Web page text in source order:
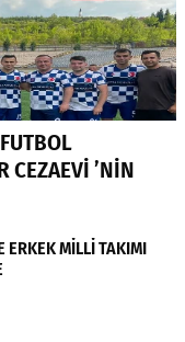
CEZAEVİ ’NİN
ERKEK MİLLİ TAKIMI